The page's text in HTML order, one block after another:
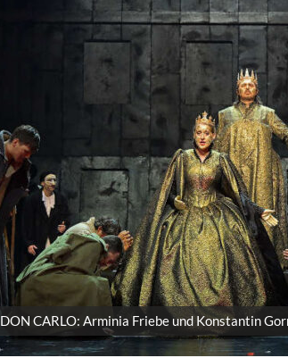
DON CARLO: Arminia Friebe und Konstantin